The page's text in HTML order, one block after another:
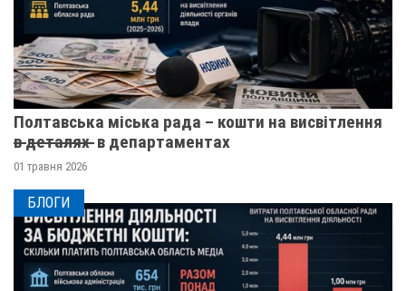
Полтавська міська рада – кошти на висвітлення
в̶ ̶д̶е̶т̶а̶л̶я̶х̶ ̶ в департаментах
01 травня 2026
БЛОГИ